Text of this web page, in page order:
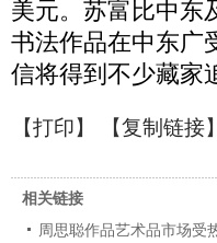
美元。苏富比中东
书法作品在中东广
信将得到不少藏家
【打印】 【复制链接
相关链接
周思聪作品艺术品市场受